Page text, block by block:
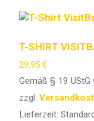
T-SHIRT
29,95 €
Gemäß § 19
zzgl.
Lieferzeit: